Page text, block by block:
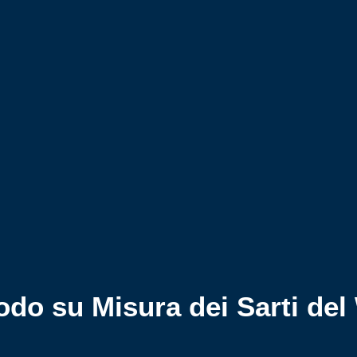
su Misura dei Sarti del